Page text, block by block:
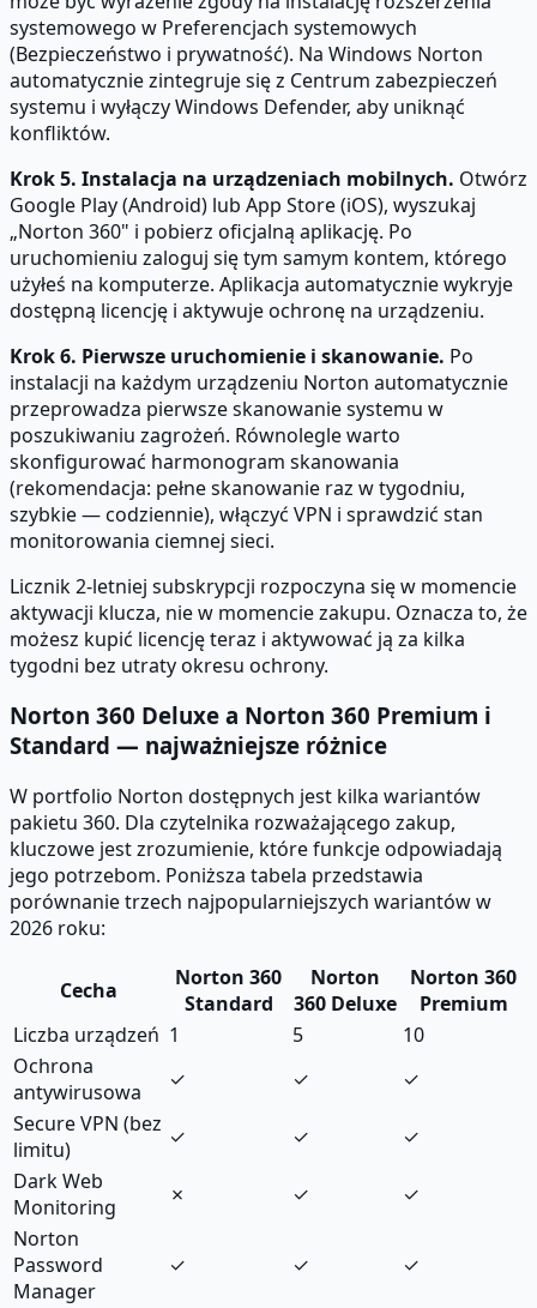
systemowego w Preferencjach systemowych
(Bezpieczeństwo i prywatność). Na Windows Norton
automatycznie zintegruje się z Centrum zabezpieczeń
systemu i wyłączy Windows Defender, aby uniknąć
konfliktów.
Krok 5. Instalacja na urządzeniach mobilnych. Otwórz
Google Play (Android) lub App Store (iOS), wyszukaj
„Norton 360" i pobierz oficjalną aplikację. Po
uruchomieniu zaloguj się tym samym kontem, którego
użyłeś na komputerze. Aplikacja automatycznie wykryje
dostępną licencję i aktywuje ochronę na urządzeniu.
Krok 6. Pierwsze uruchomienie i skanowanie. Po
instalacji na każdym urządzeniu Norton automatycznie
przeprowadza pierwsze skanowanie systemu w
poszukiwaniu zagrożeń. Równolegle warto
skonfigurować harmonogram skanowania
(rekomendacja: pełne skanowanie raz w tygodniu,
szybkie — codziennie), włączyć VPN i sprawdzić stan
monitorowania ciemnej sieci.
Licznik 2-letniej subskrypcji rozpoczyna się w momencie
aktywacji klucza, nie w momencie zakupu. Oznacza to, że
możesz kupić licencję teraz i aktywować ją za kilka
tygodni bez utraty okresu ochrony.
Norton 360 Deluxe a Norton 360 Premium i
Standard — najważniejsze różnice
W portfolio Norton dostępnych jest kilka wariantów
pakietu 360. Dla czytelnika rozważającego zakup,
kluczowe jest zrozumienie, które funkcje odpowiadają
jego potrzebom. Poniższa tabela przedstawia
porównanie trzech najpopularniejszych wariantów w
2026 roku:
Cecha
Norton 360
Standard
Norton
360 Deluxe
Norton 360
Premium
Liczba urządzeń 1 5
10
Ochrona
antywirusowa
✓ ✓
✓
Secure VPN (bez
limitu)
✓ ✓
✓
Dark Web
Monitoring
✗ ✓
✓
Norton
Password
Manager
✓ ✓ ✓